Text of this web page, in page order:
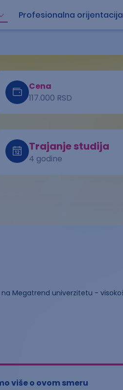
Profesionalna orijentacija
Cena
117.000 RSD
Trajanje studija
4 godine
Megatrend univerzitetu -
više o ovom smeru